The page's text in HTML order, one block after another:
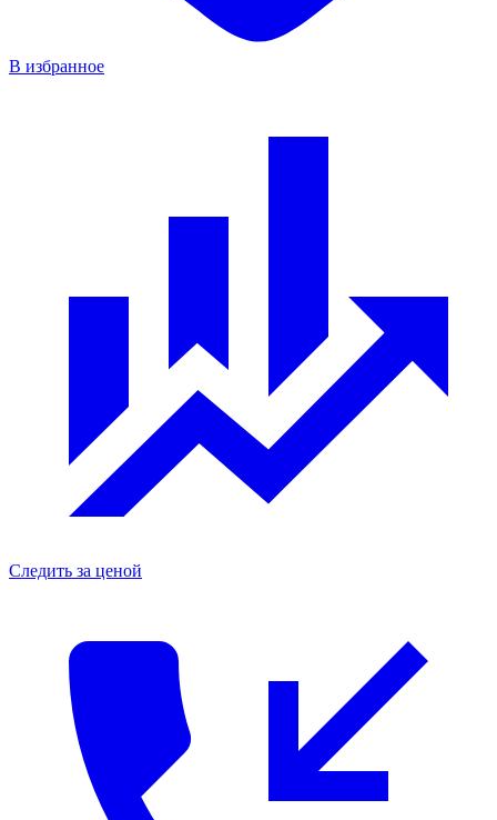
В избранное
Следить за ценой